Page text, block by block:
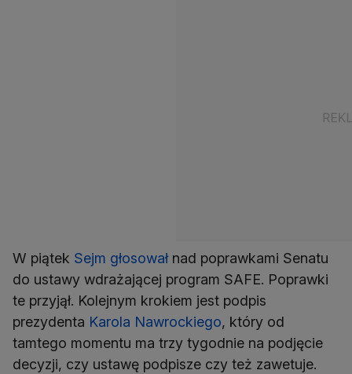
W piątek Sejm głosowałnad poprawkami Senatu
do ustawy wdrażającej program SAFE. Poprawki
te przyjął. Kolejnym krokiem jest podpis
prezydenta Karola Nawrockiego, który od
tamtego momentu ma trzy tygodnie na podjęcie
decyzji, czy ustawę podpisze czy też zawetuje.